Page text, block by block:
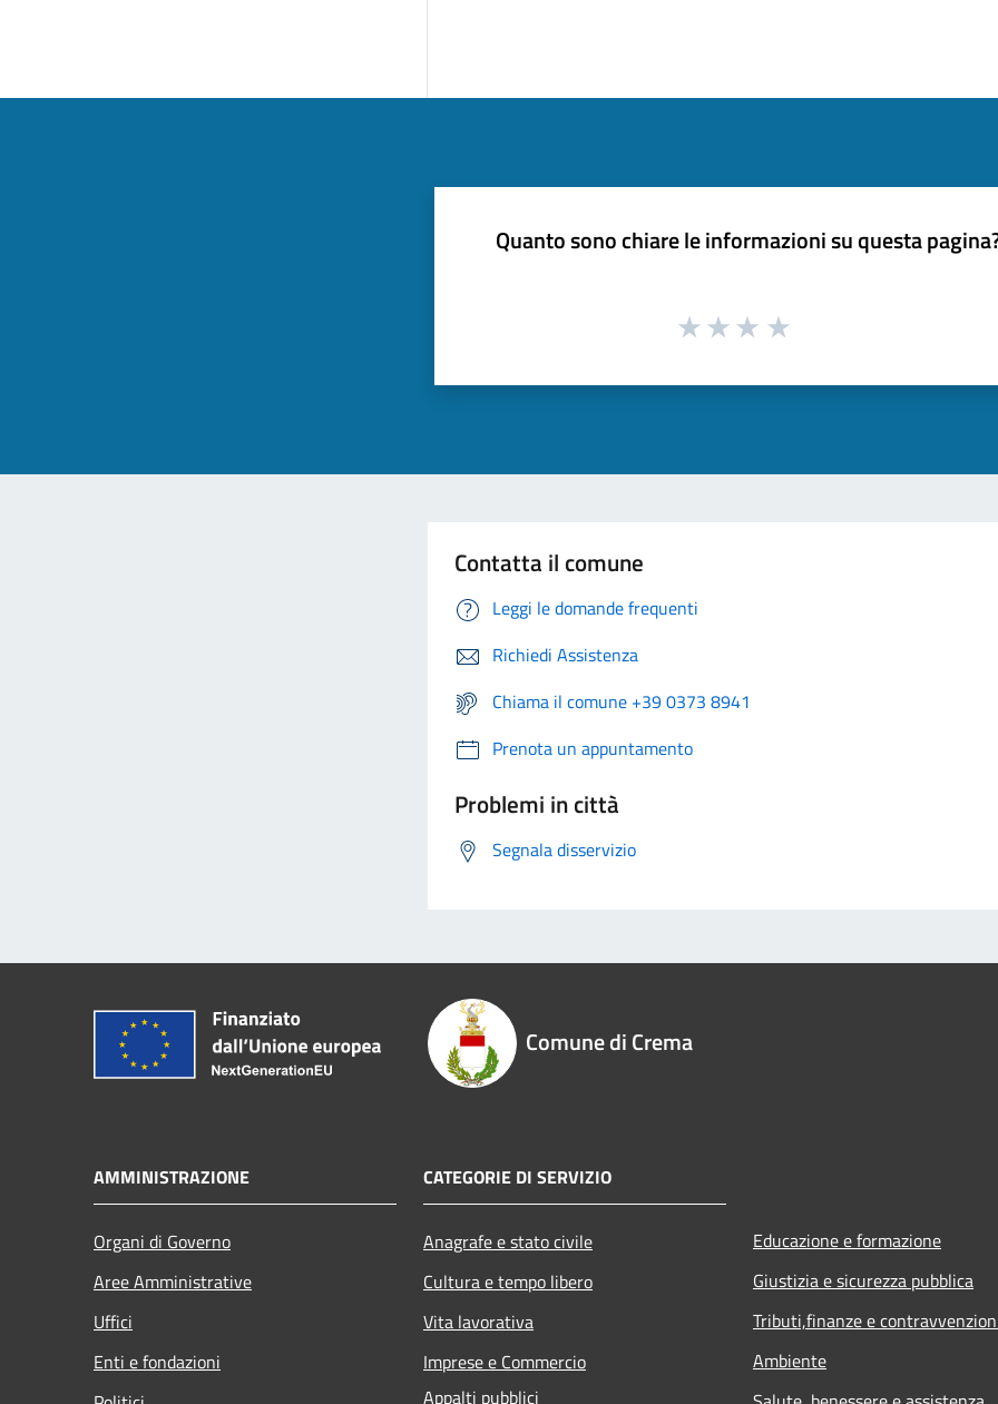
Quanto sono chiare le informazioni su questa
Contatta il comune
Leggi le domande frequenti
Richiedi Assistenza
Chiama il comune +39 0373 8941
Prenota un appuntamento
Problemi in città
Segnala disservizio
Comune di Crema
AMMINISTRAZIONE
Organi di Governo
Aree Amministrative
Uffici
Enti e fondazioni
CATEGORIE DI SERVIZIO
Anagrafe e stato civile
Cultura e tempo libero
Vita lavorativa
Imprese e Commercio
Appalti pubblici
Educazione e formazione
Giustizia e sicurezza pubblica
Tributi,finanze e
Ambiente